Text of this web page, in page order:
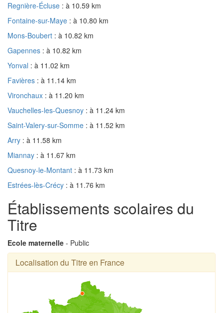
Regnière-Écluse : à 10.59 km
Fontaine-sur-Maye : à 10.80 km
Mons-Boubert : à 10.82 km
Gapennes : à 10.82 km
Yonval : à 11.02 km
Favières : à 11.14 km
Vironchaux : à 11.20 km
Vauchelles-les-Quesnoy : à 11.24 km
Saint-Valery-sur-Somme : à 11.52 km
Arry : à 11.58 km
Miannay : à 11.67 km
Quesnoy-le-Montant : à 11.73 km
Estrées-lès-Crécy : à 11.76 km
Établissements scolaires du
Titre
Ecole maternelle - Public
Localisation du Titre en France